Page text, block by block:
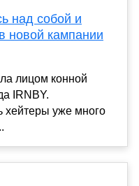
над собой и
новой кампании
лицом конной
IRNBY.
хейтеры уже много